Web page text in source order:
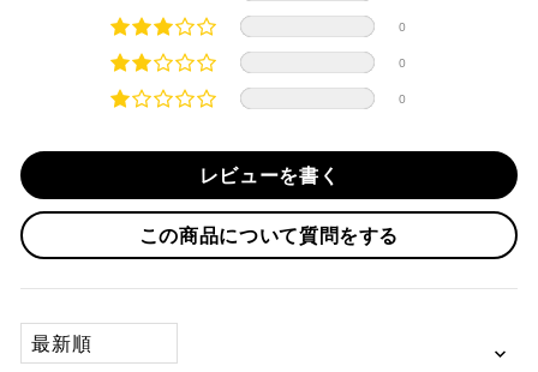
分割払い、リボ払い、3Dセキュア対応カードをご利用の
際は、『クレジットカード決済(3Dセキュア) - SBPS』を
ご選択ください。
対応支払回数について以下の通りです。
・分割払い (3,5,6,10,12,15,18,20,24回)
※ 分割払い、リボ払いは決済金額が税込10,000円以上の
場合のみご利用いただけます。
※ American Expressでの分割払いのご利用には、事前
す。
※ Diners Clubは分割払い非対応のため、一括払い・リ
国内在庫ありの場合
・平日16時までのご注文、お支払い完了で即日発送いたしま
・前払い決済（銀行振込等）の場合、15時までに弊社でのご
入金確認が完了いたしましたら即日発送いたします。
・お取り寄せ商品等を一緒にご注文の場合は、基本的にはお
取り寄せ商品が揃ってからの発送になります。別で発送をご
お取り寄せの場合
0
0
0
レビューを書く
この商品について質問をする
SORT BY